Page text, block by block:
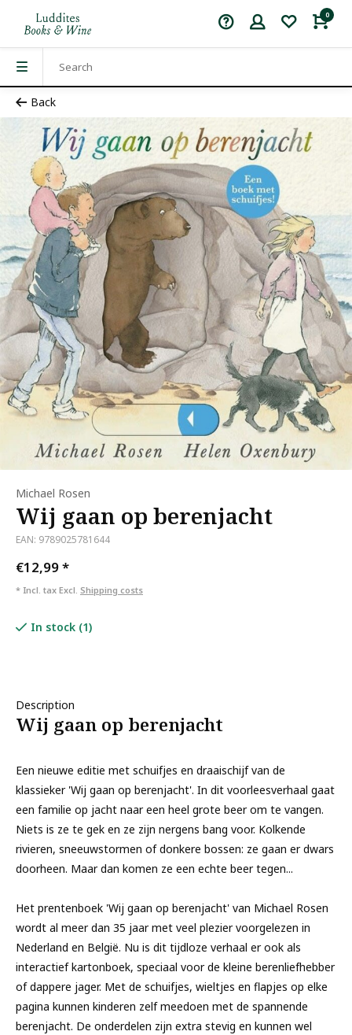
0
Back
Michael Rosen
Wij gaan op berenjacht
EAN: 9789025781644
€12,99*
* Incl. tax Excl. Shipping costs
In stock (1)
Description
Wij gaan op berenjacht
Een nieuwe editie met schuifjes en draaischijf van de
klassieker 'Wij gaan op berenjacht'. In dit voorleesverhaal gaat
een familie op jacht naar een heel grote beer om te vangen.
Niets is ze te gek en ze zijn nergens bang voor. Kolkende
rivieren, sneeuwstormen of donkere bossen: ze gaan er dwars
doorheen. Maar dan komen ze een echte beer tegen...
Het prentenboek 'Wij gaan op berenjacht' van Michael Rosen
wordt al meer dan 35 jaar met veel plezier voorgelezen in
Nederland en België. Nu is dit tijdloze verhaal er ook als
interactief kartonboek, speciaal voor de kleine berenliefhebber
of dappere jager. Met de schuifjes, wieltjes en flapjes op elke
pagina kunnen kinderen zelf meedoen met de spannende
berenjacht. De onderdelen zijn extra stevig en kunnen wel